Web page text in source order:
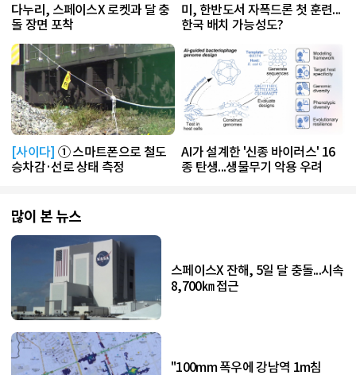
다누리, 스페이스X 로켓과 달 충
돌 장면 포착
미, 한반도서 자폭드론 첫 훈련...
한국 배치 가능성도?
[사이다] ① 스마트폰으로 철도
승차감·선로 상태 측정
AI가 설계한 '신종 바이러스' 16
종 탄생...생물무기 악용 우려
많이 본 뉴스
스페이스X 잔해, 5일 달 충돌...시속
8,700㎞ 접근
"100mm 폭우에 강남역 1m침